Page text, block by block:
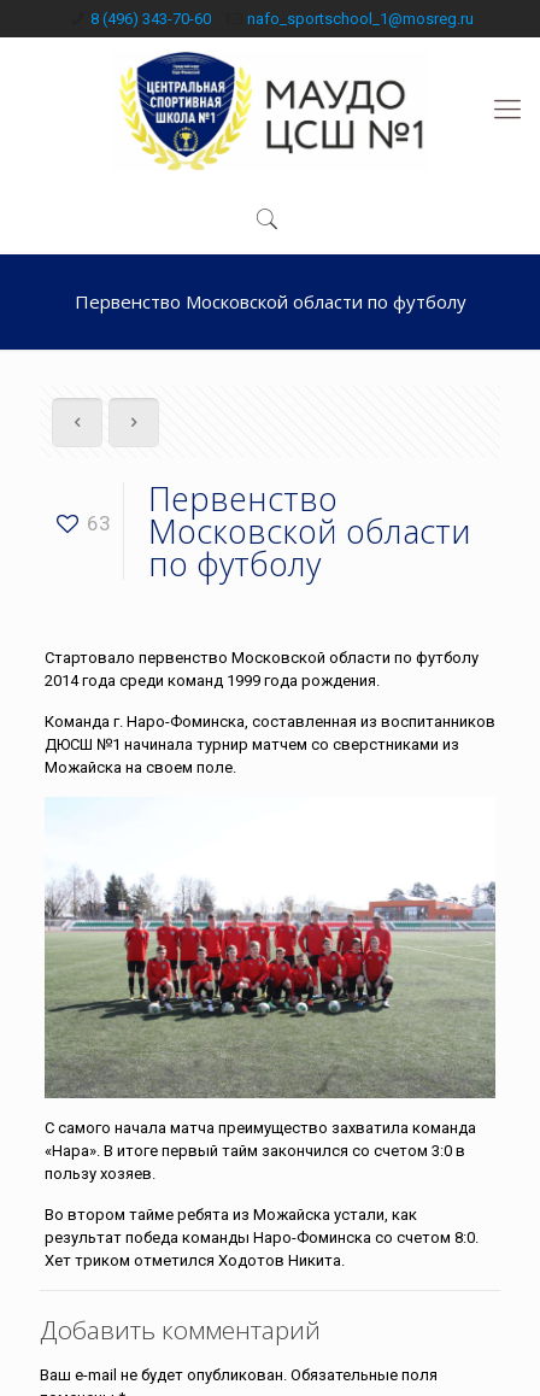
8 (496) 343-70-60 nafo_sportschool_1@mosreg.ru
Первенство Московской области по футболу
63
Первенство
Московской области
по футболу
Стартовало первенство Московской области по футболу
2014 года среди команд 1999 года рождения.
Команда г. Наро-Фоминска, составленная из воспитанников
ДЮСШ №1 начинала турнир матчем со сверстниками из
Можайска на своем поле.
С самого начала матча преимущество захватила команда
«Нара». В итоге первый тайм закончился со счетом 3:0 в
пользу хозяев.
Во втором тайме ребята из Можайска устали, как
результат победа команды Наро-Фоминска со счетом 8:0.
Хет триком отметился Ходотов Никита.
Добавить комментарий
Ваш e-mail не будет опубликован. Обязательные поля